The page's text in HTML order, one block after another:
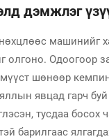
дэмжлэг
машинийг
Одоогоор
шөнөөр
явцад гарч
тусдаа босох
барилгаас